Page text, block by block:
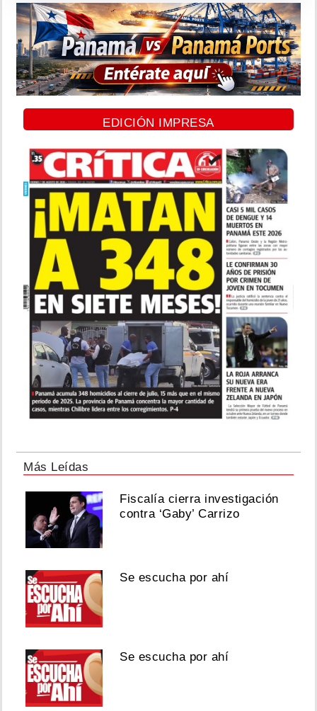
EDICIÓN IMPRESA
Más Leídas
Fiscalía cierra investigación
contra ‘Gaby’ Carrizo
Se escucha por ahí
Se escucha por ahí